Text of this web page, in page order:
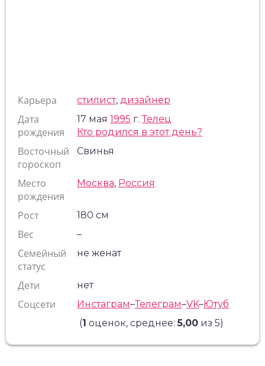
Карьера стилист, дизайнер
Дата
рождения
17 мая 1995 г.Телец
Кто родился в этот день?
Восточный
гороскоп
Свинья
Место
рождения
Москва, Россия
Рост 180 см
Вес –
Семейный
статус
не женат
Дети нет
Соцсети Инстаграм–Телеграм–VK–Ютуб
(1 оценок, среднее:5,00 из 5)